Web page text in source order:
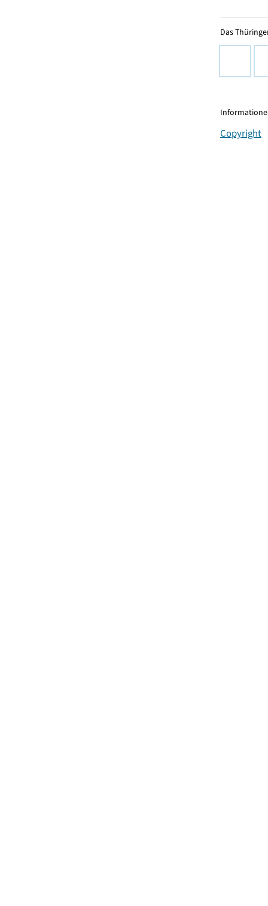
Das
Copyright